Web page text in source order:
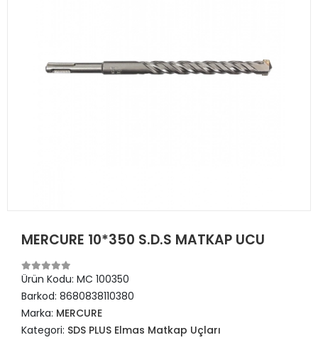
MERCURE 10*350 S.D.S MATKAP UCU
Ürün Kodu: MC 100350
Barkod: 8680838110380
Marka: MERCURE
Kategori: SDS PLUS Elmas Matkap Uçları